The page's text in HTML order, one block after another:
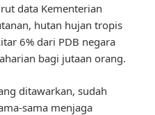
data Kementerian
hutan hujan tropis
6% dari PDB negara
bagi jutaan orang.
ditawarkan, sudah
sama menjaga